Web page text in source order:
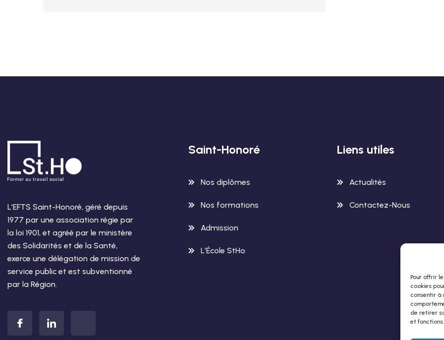
Pour offrir
cookies
consentir à
de retirer
et fonctions.
L’EFTS Saint-Honoré, géré depuis
1977 par une association régie par
la loi 1901, et agréé par le ministère
des Solidarités et de la Santé,
exerce une délégation de mission de
service public et est subventionné
par la Région.
Saint-Honoré
Nos diplômes
Nos formations
Admission
L’École StHo
Liens utiles
Actualités
Contactez-Nous